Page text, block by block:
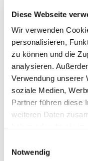
Diese Webseite
Wir verwenden
personalisieren,
zu können und die
analysieren.
Verwendung unserer
soziale Medien,
Partner führen diese
weiteren Daten
Notwendig